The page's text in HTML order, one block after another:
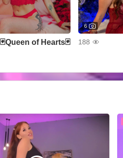
6
188
🃏Queen of Hearts🃏